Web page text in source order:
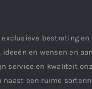
bestrating
en wensen en
service en kwaliteit
een ruime